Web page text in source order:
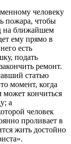
человеку
пожара, чтобы
на ближайшем
ему прямо в
есть
подать
закончить ремонт.
статью
момент, когда
может кончиться
а
человек
проливает в
жить достойно
».